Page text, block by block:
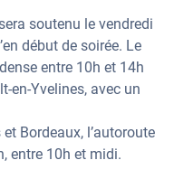
soutenu le vendredi
début de soirée. Le
entre 10h et 14h
en-Yvelines, avec un
Bordeaux, l’autoroute
entre 10h et midi.